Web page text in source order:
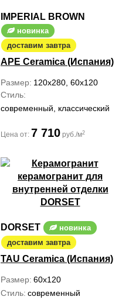
IMPERIAL BROWN
новинка
доставим завтра
APE Ceramica (Испания)
Размер 120x280, 60x120
Стиль
современный, классический
Цена от: 7 710 руб./м2
DORSET
новинка
доставим завтра
TAU Ceramica (Испания)
Размер 60x120
Стиль современный